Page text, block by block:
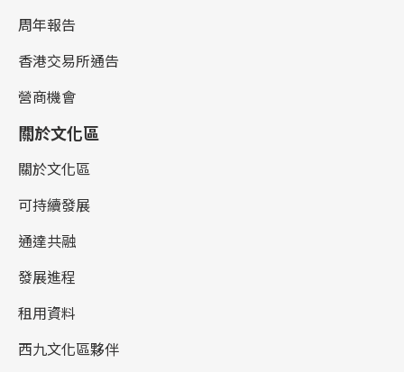
周年報告
香港交易所通告
營商機會
關於文化區
關於文化區
可持續發展
通達共融
發展進程
租用資料
西九文化區夥伴